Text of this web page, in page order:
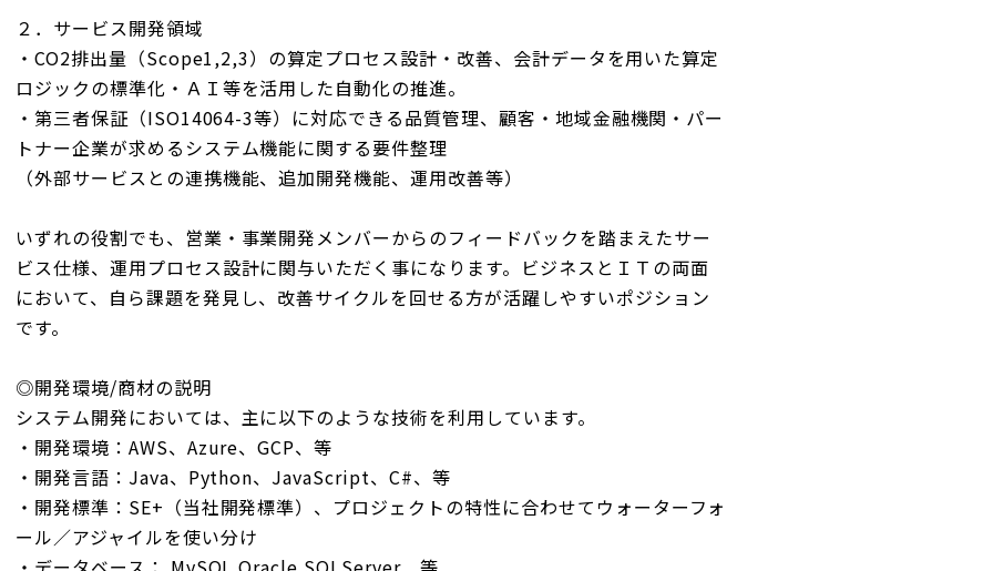
２．サービス開発領域
・CO2排出量（Scope1,2,3）の算定プロセス設計・改善、会計データを用いた算定
ロジックの標準化・ＡＩ等を活用した自動化の推進。
・第三者保証（ISO14064-3等）に対応できる品質管理、顧客・地域金融機関・パー
トナー企業が求めるシステム機能に関する要件整理
（外部サービスとの連携機能、追加開発機能、運用改善等）
いずれの役割でも、営業・事業開発メンバーからのフィードバックを踏まえたサー
ビス仕様、運用プロセス設計に関与いただく事になります。ビジネスとＩＴの両面
において、自ら課題を発見し、改善サイクルを回せる方が活躍しやすいポジション
です。
◎開発環境/商材の説明
システム開発においては、主に以下のような技術を利用しています。
・開発環境：AWS、Azure、GCP、等
・開発言語：Java、Python、JavaScript、C#、等
・開発標準：SE+（当社開発標準）、プロジェクトの特性に合わせてウォーターフォ
ール／アジャイルを使い分け